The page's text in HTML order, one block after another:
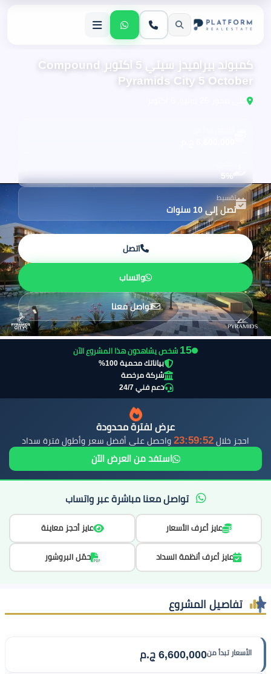
كمبوند بيراميدز سيتي 5 اكتوبر Compound
Pyramids City 5 October
5%
تقسيط
تصل إلى 10 سنوات
اتصل
واتساب
تواصل معنا
16 شخص يشاهدون هذا المشروع الآن
بياناتك محمية 100%
شركة مرخصة
دعم فني 24/7
عرض لفترة محدودة
احجز خلال 23:59:50 واحصل على أفضل سعر وأطول فترة سداد
استفد من العرض الآن
تواصل معنا مباشرة عبر واتساب
عايز أعرف الأسعار عايز أحجز معاينة
عايز أعرف أنظمة السداد حمّل البروشور
تفاصيل المشروع
الأسعار تبدأ من6,600,000 ج.م